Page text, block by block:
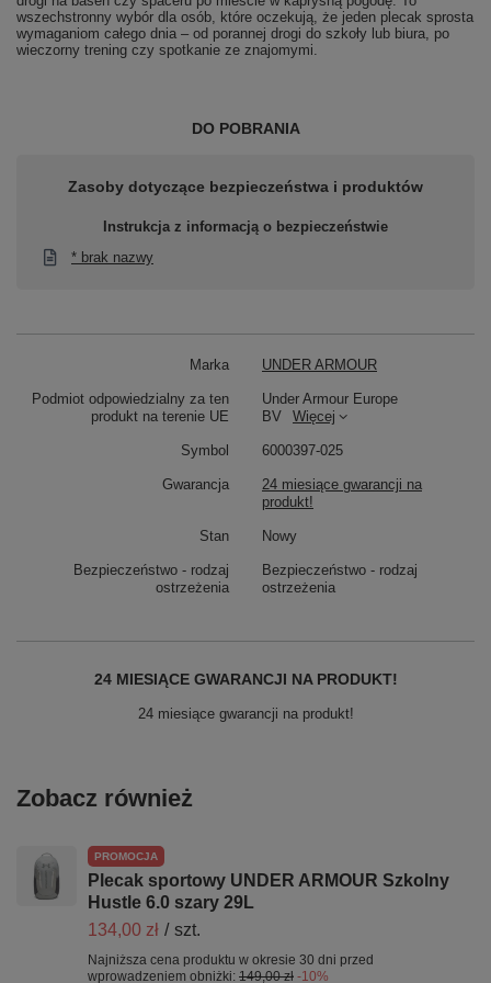
wszechstronny wybór dla osób, które oczekują, że jeden plecak sprosta
wymaganiom całego dnia – od porannej drogi do szkoły lub biura, po
wieczorny trening czy spotkanie ze znajomymi.
DO POBRANIA
Zasoby dotyczące bezpieczeństwa i produktów
Instrukcja z informacją o bezpieczeństwie
* brak nazwy
Marka UNDER ARMOUR
Podmiot odpowiedzialny za ten
produkt na terenie UE
Under Armour Europe
BV
Więcej
Symbol 6000397-025
Gwarancja
24 miesiące gwarancji na
produkt!
Stan Nowy
Bezpieczeństwo - rodzaj
ostrzeżenia
Bezpieczeństwo - rodzaj
ostrzeżenia
24 MIESIĄCE GWARANCJI NA PRODUKT!
24 miesiące gwarancji na produkt!
Zobacz również
PROMOCJA
Plecak sportowy UNDER ARMOUR Szkolny
Hustle 6.0 szary 29L
134,00 zł / szt.
Najniższa cena produktu w okresie 30 dni przed
wprowadzeniem obniżki: 149,00 zł -10%